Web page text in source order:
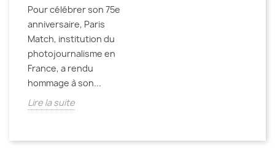
Pour célébrer son 75e
anniversaire, Paris
Match, institution du
photojournalisme en
France, a rendu
hommage à son...
Lire la suite